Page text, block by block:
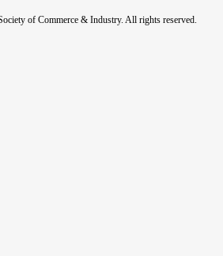
of Commerce & Industry. All rights reserved.